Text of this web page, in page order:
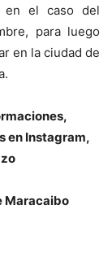
en el caso del
para luego
en la ciudad de
en Instagram,
Maracaibo